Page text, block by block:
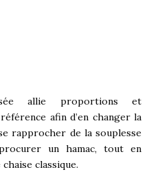
allie proportions et
afin d’en changer la
rapprocher de la souplesse
un hamac, tout en
classique.